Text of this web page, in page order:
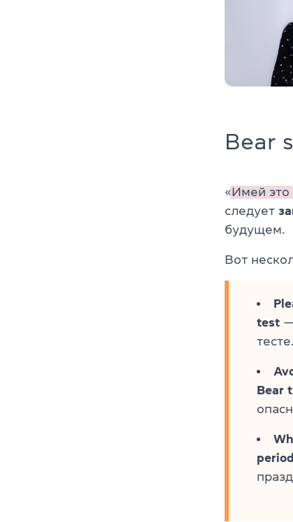
Bear
«Имей это
следует
будущем.
Вот
test
тесте.
Bear
period